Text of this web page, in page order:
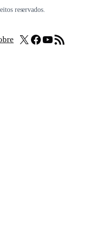
reservados.
X Facebook
Youtube
Feed RSS